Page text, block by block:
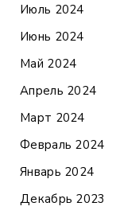
Июль 2024
Июнь 2024
Май 2024
Апрель 2024
Март 2024
Февраль 2024
Январь 2024
Декабрь 2023